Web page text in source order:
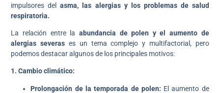
impulsores delasma, las alergias y los problemas de salud
respiratoria.
La relación entre la abundancia de polen y el aumento de
alergias severas es un tema complejo y multifactorial, pero
podemos destacar algunos de los principales motivos:
1. Cambio climático:
Prolongación de la temporada de polen: El aumento de